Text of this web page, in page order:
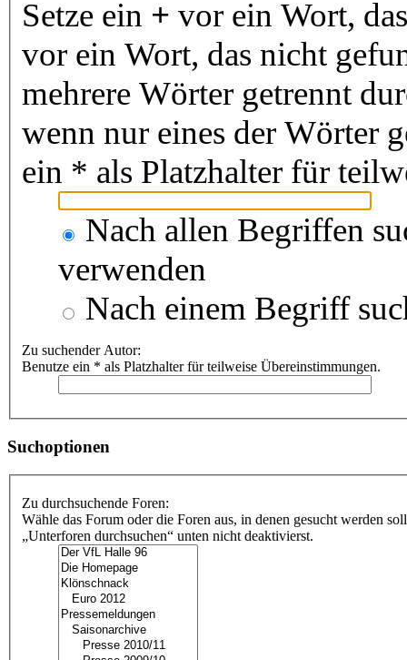
Setze ein + vor ein Wort,
vor ein Wort, das nicht
mehrere Wörter getrennt
wenn nur eines der Wörter
ein * als Platzhalter für
Nach allen Begriffen
verwenden
Nach einem Begriff
Zu suchender Autor:
Benutze ein * als Platzhalter für teilweise Übereinstimmungen.
Suchoptionen
Zu durchsuchende Foren:
Wähle das Forum oder die Foren aus, in denen gesucht werden
„Unterforen durchsuchen“ unten nicht deaktivierst.